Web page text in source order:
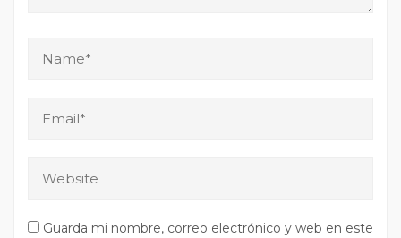
Guarda mi nombre, correo electrónico y web en este